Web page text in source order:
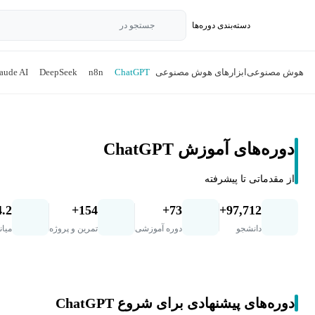
دسته‌بندی‌ دوره‌ها جستجو در
هوش مصنوعی ابزارهای هوش مصنوعی ChatGPT
n8n
DeepSeek
AI
دوره‌های آموزش ChatGPT
از مقدماتی تا پیشرفته
97,712+
دانشجو
73+
دوره آموزشی
154+
تمرین و پروژه
دوره‌های پیشنهادی برای شروع ChatGPT